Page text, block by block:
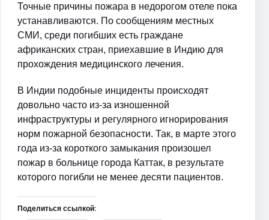
Точные причины пожара в недорогом отеле пока
устанавливаются. По сообщениям местных
СМИ, среди погибших есть граждане
африканских стран, приехавшие в Индию для
прохождения медицинского лечения.
В Индии подобные инциденты происходят
довольно часто из-за изношенной
инфраструктуры и регулярного игнорирования
норм пожарной безопасности. Так, в марте этого
года из-за короткого замыкания произошел
пожар в больнице города Каттак, в результате
которого погибли не менее десяти пациентов.
Поделиться ссылкой: